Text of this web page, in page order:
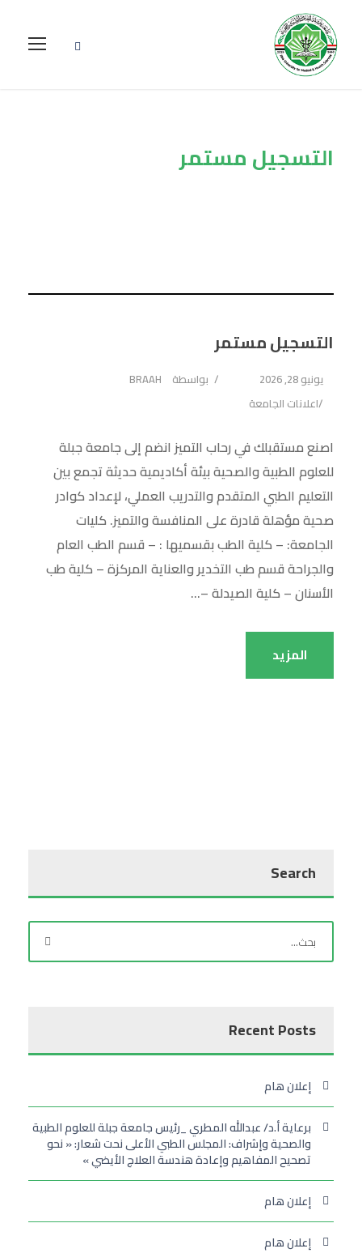
التسجيل مستمر
التسجيل مستمر
يونيو 28, 2026 بواسطة
BRAAH
اعلانات الجامعة
اصنع مستقبلك في رحاب التميز انضم إلى جامعة جبلة
للعلوم الطبية والصحية بيئة أكاديمية حديثة تجمع بين
التعليم الطبي المتقدم والتدريب العملي، لإعداد كوادر
صحية مؤهلة قادرة على المنافسة والتميز. كليات
الجامعة: – كلية الطب بقسميها : – قسم الطب العام
والجراحة قسم طب التخدير والعناية المركزة – كلية طب
الأسنان – كلية الصيدلة –...
المزيد
Search
Recent Posts
إعلان هام
برعاية أ.د/ عبدالله المطري _رئيس جامعة جبلة للعلوم الطبية
والصحية وإشراف: المجلس الطبي الأعلى نحت شعار: « نحو
تصحيح المفاهيم وإعادة هندسة العلاج الأيضي »
إعلان هام
إعلان هام